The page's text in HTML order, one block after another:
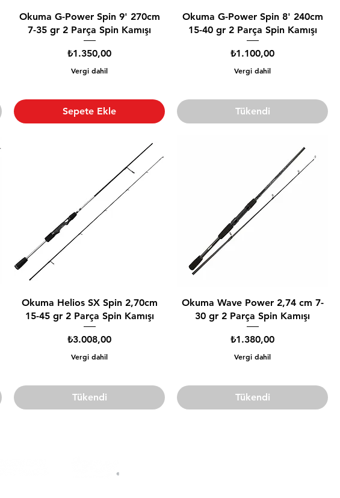
Okuma G-Power Spin 9' 270cm
7-35 gr 2 Parça Spin Kamışı
Fiyat
₺1.350,00
Vergi dahil
Sepete Ekle
Okuma G-Power Spin 8' 240cm
15-40 gr 2 Parça Spin Kamışı
Fiyat
₺1.100,00
Vergi dahil
Tükendi
Okuma Helios SX Spin 2,70cm
15-45 gr 2 Parça Spin Kamışı
Fiyat
₺3.008,00
Vergi dahil
Tükendi
Okuma Wave Power 2,74 cm 7-
30 gr 2 Parça Spin Kamışı
Fiyat
₺1.380,00
Vergi dahil
Tükendi